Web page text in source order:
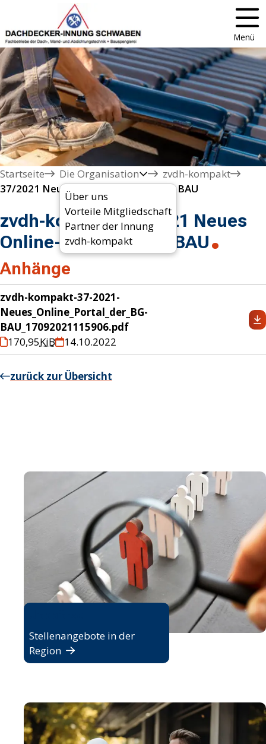
Menü
Startseite
Die Organisation
Über uns
Vorteile Mitgliedschaft
Partner der Innung
zvdh-kompakt
zvdh-kompakt
37/2021 Neues Online-Portal der BG BAU
zvdh-kompakt 37/2021 Neues
Online-Portal der BG BAU
Anhänge
zvdh-kompakt-37-2021-
Neues_Online_Portal_der_BG-
BAU_17092021115906.pdf
170,95KiB 14.10.2022
zurück zur Übersicht
Stellenangebote in der
Region